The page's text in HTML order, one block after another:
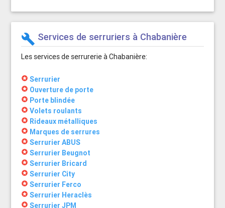
build Services de serruriers à Chabanière
Les services de serrurerie à Chabanière:
stars Serrurier
stars Ouverture de porte
stars Porte blindée
stars Volets roulants
stars Rideaux métalliques
stars Marques de serrures
stars Serrurier ABUS
stars Serrurier Beugnot
stars Serrurier Bricard
stars Serrurier City
stars Serrurier Ferco
stars Serrurier Heraclès
stars Serrurier JPM